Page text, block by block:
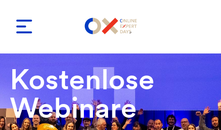
Kostenlose
Webinare